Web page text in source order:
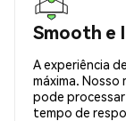
Smooth e
A experiência
máxima.
pode
tempo de